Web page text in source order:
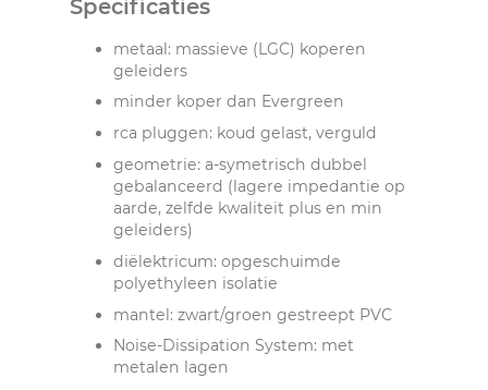
Specificaties
metaal: massieve (LGC) koperen
geleiders
minder koper dan Evergreen
rca pluggen: koud gelast, verguld
geometrie: a-symetrisch dubbel
gebalanceerd (lagere impedantie op
aarde, zelfde kwaliteit plus en min
geleiders)
diëlektricum: opgeschuimde
polyethyleen isolatie
mantel: zwart/groen gestreept PVC
Noise-Dissipation System: met
metalen lagen